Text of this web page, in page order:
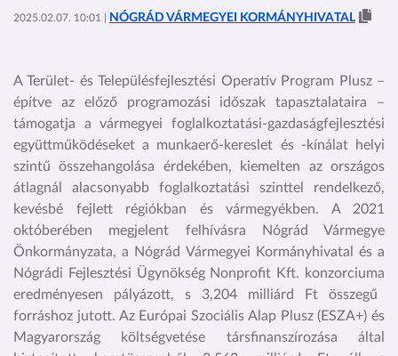
2025.02.07. 10:01 | NÓGRÁD VÁRMEGYEI KORMÁNYHIVATAL
A Terület- és Településfejlesztési Operatív Program Plusz –
építve az előző programozási időszak tapasztalataira –
támogatja a vármegyei foglalkoztatási-gazdaságfejlesztési
együttműködéseket a munkaerő-kereslet és -kínálat helyi
szintű összehangolása érdekében, kiemelten az országos
átlagnál alacsonyabb foglalkoztatási szinttel rendelkező,
kevésbé fejlett régiókban és vármegyékben. A 2021
októberében megjelent felhívásra
Nógrád Vármegye
Önkormányzata, a Nógrád Vármegyei Kormányhivatal és a
Nógrádi Fejlesztési Ügynökség Nonprofit Kft. konzorciuma
eredményesen pályázott, s 3,204 milliárd Ft összegű
forráshoz jutott. Az Európai Szociális Alap Plusz (ESZA+) és
Magyarország költségvetése társfinanszírozása által